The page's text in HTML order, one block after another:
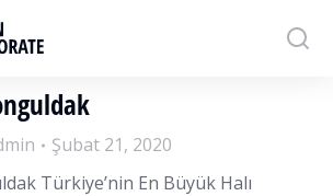
Şubat 21, 2020
Türkiye’nin En Büyük Halı